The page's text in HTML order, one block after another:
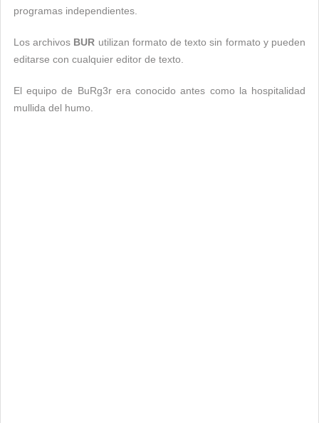
programas independientes.
Los archivos BUR utilizan formato de texto sin formato y pueden
editarse con cualquier editor de texto.
El equipo de BuRg3r era conocido antes como la hospitalidad
mullida del humo.